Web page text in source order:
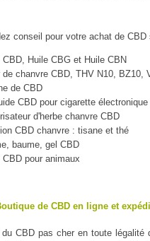
conseil pour votre achat de CBD
CBD, Huile CBG et Huile CBN
de chanvre CBD, THV N10, BZ10,
de CBD
CBD pour cigarette électronique
d'herbe chanvre CBD
CBD chanvre : tisane et thé
baume, gel CBD
CBD pour animaux
de CBD en ligne et
CBD pas cher en toute légalité